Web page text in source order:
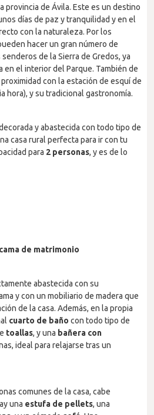
provincia de Ávila. Este es un destino
días de paz y tranquilidad y en el
con la naturaleza. Por los
hacer un gran número de
de la Sierra de Gredos, ya
el interior del Parque. También de
con la estación de esquí de
hora), y su tradicional gastronomía.
y abastecida con todo tipo de
casa rural perfecta para ir con tu
para 2 personas, y es de lo
de matrimonio
abastecida con su
y con un mobiliario de madera que
de la casa. Además, en la propia
cuarto de baño con todo tipo de
toallas, y una bañera con
ideal para relajarse tras un
comunes de la casa, cabe
una estufa de pellets, una